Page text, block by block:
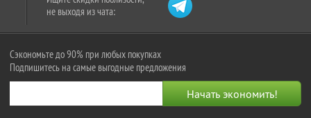
не выходя из чата:
Сэкономьте до 90% при любых покупках
Подпишитесь на самые выгодные предложения